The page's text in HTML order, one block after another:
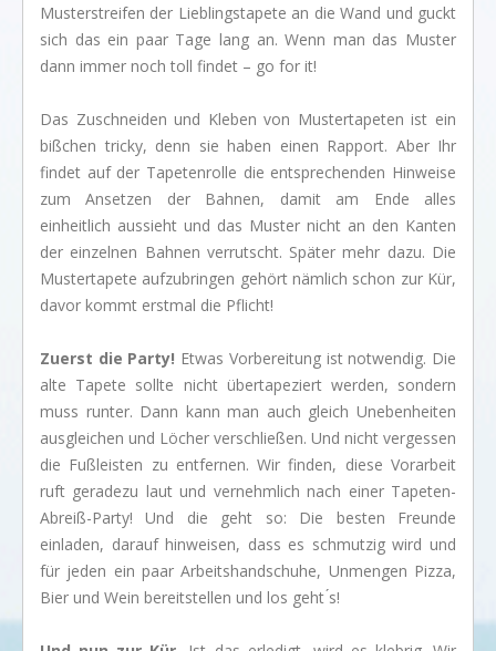
Musterstreifen der Lieblingstapete an die Wand und guckt
sich das ein paar Tage lang an. Wenn man das Muster
dann immer noch toll findet – go for it!
Das Zuschneiden und Kleben von Mustertapeten ist ein
bißchen tricky, denn sie haben einen Rapport. Aber Ihr
findet auf der Tapetenrolle die entsprechenden Hinweise
zum Ansetzen der Bahnen, damit am Ende alles
einheitlich aussieht und das Muster nicht an den Kanten
der einzelnen Bahnen verrutscht. Später mehr dazu. Die
Mustertapete aufzubringen gehört nämlich schon zur Kür,
davor kommt erstmal die Pflicht!
Zuerst die Party! Etwas Vorbereitung ist notwendig. Die
alte Tapete sollte nicht übertapeziert werden, sondern
muss runter. Dann kann man auch gleich Unebenheiten
ausgleichen und Löcher verschließen. Und nicht vergessen
die Fußleisten zu entfernen. Wir finden, diese Vorarbeit
ruft geradezu laut und vernehmlich nach einer Tapeten-
Abreiß-Party! Und die geht so: Die besten Freunde
einladen, darauf hinweisen, dass es schmutzig wird und
für jeden ein paar Arbeitshandschuhe, Unmengen Pizza,
Bier und Wein bereitstellen und los geht ́s!